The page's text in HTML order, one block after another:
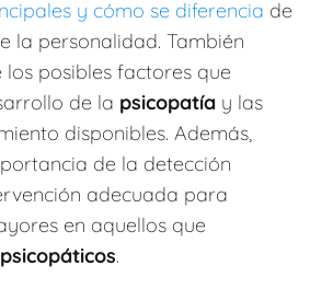
y cómo se diferencia de
la personalidad. También
posibles factores que
de la psicopatía y las
disponibles. Además,
de la detección
adecuada para
en aquellos que
psicopáticos.